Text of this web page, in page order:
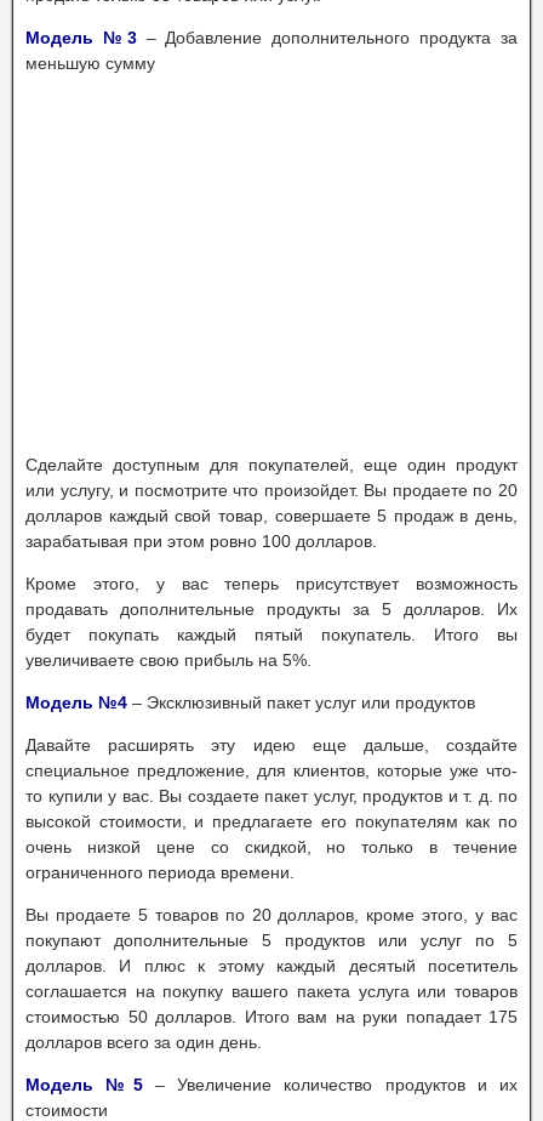
Модель №3– Добавление дополнительного продукта за
меньшую сумму
Сделайте доступным для покупателей, еще один продукт
или услугу, и посмотрите что произойдет. Вы продаете по 20
долларов каждый свой товар, совершаете 5 продаж в день,
зарабатывая при этом ровно 100 долларов.
Кроме этого, у вас теперь присутствует возможность
продавать дополнительные продукты за 5 долларов. Их
будет покупать каждый пятый покупатель. Итого вы
увеличиваете свою прибыль на 5%.
Модель №4 – Эксклюзивный пакет услуг или продуктов
Давайте расширять эту идею еще дальше, создайте
специальное предложение, для клиентов, которые уже что-
то купили у вас. Вы создаете пакет услуг, продуктов и т. д. по
высокой стоимости, и предлагаете его покупателям как по
очень низкой цене со скидкой, но только в течение
ограниченного периода времени.
Вы продаете 5 товаров по 20 долларов, кроме этого, у вас
покупают дополнительные 5 продуктов или услуг по 5
долларов. И плюс к этому каждый десятый посетитель
соглашается на покупку вашего пакета услуга или товаров
стоимостью 50 долларов. Итого вам на руки попадает 175
долларов всего за один день.
Модель №5– Увеличение количество продуктов и их
стоимости